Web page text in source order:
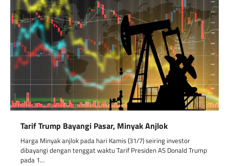
Tarif Trump Bayangi Pasar, Minyak Anjlok
Harga Minyak anjlok pada hari Kamis (31/7) seiring investor
dibayangi dengan tenggat waktu Tarif Presiden AS Donald Trump
pada 1…